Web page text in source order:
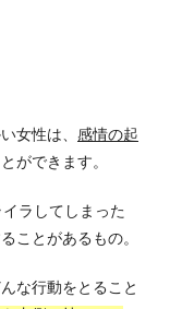
女性は、 感情の起
ができます。
ラしてしまった
ことがあるもの。
な行動をとること